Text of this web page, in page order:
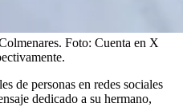
Foto: Cuenta en X
de personas en redes sociales
dedicado a su hermano,